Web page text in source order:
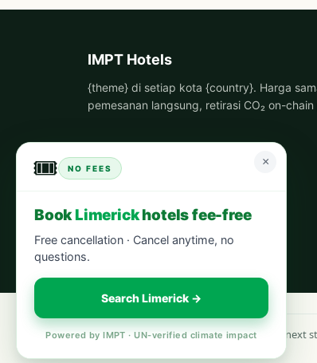
IMPT Hotels
{theme} di setiap kota {country}. Harga
pemesanan langsung, retirasi CO₂ on-
Book your next
🎟️ NO FEES ×
BookLimerickhotels fee-free
Free cancellation · Cancel anytime, no
questions.
Search Limerick →
Powered by IMPT · UN-verified climate impact